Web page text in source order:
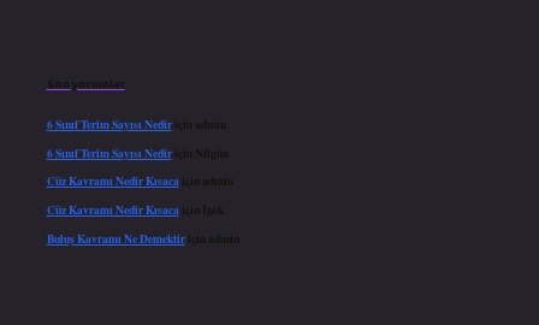
Son yorumlar
6 Sınıf Terim Sayısı Nediriçin admin
6 Sınıf Terim Sayısı Nediriçin Nilgün
Cüz Kavramı Nedir Kısacaiçin admin
Cüz Kavramı Nedir Kısacaiçin
İpek
Buluş Kavramı Ne Demektiriçin admin